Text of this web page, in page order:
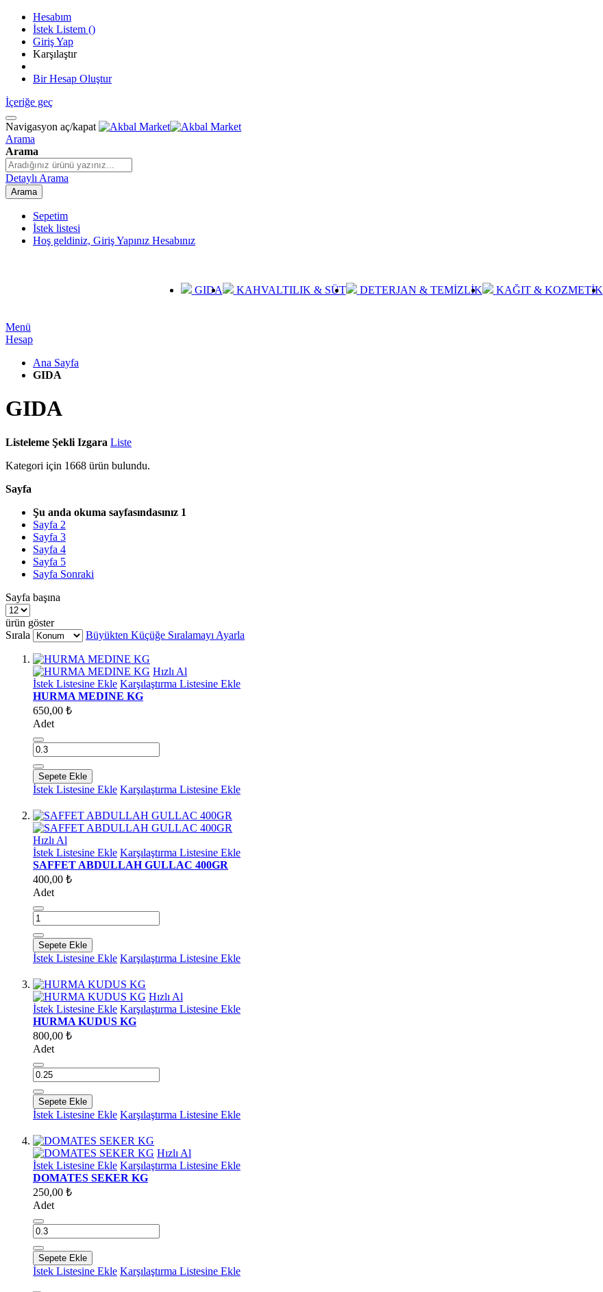
Hesabım
İstek Listem ()
Giriş Yap
Karşılaştır
Bir Hesap Oluştur
İçeriğe geç
Navigasyon aç/kapat
Arama
Arama
Detaylı Arama
Arama
Sepetim
İstek listesi
Hoş geldiniz, Giriş Yapınız Hesabınız
GIDA KAHVALTILIK & SÜT DETERJAN & TEMİZLİK KAĞIT & KOZMETİK
Menü
Hesap
Ana Sayfa
GIDA
GIDA
Listeleme Şekli Izgara Liste
Kategori için 1668 ürün bulundu.
Sayfa
Şu anda okuma sayfasındasınız 1
Sayfa 2
Sayfa 3
Sayfa 4
Sayfa 5
Sayfa Sonraki
Sayfa başına
ürün göster
Sırala
Büyükten Küçüğe Sıralamayı Ayarla
Hızlı Al
İstek Listesine Ekle Karşılaştırma Listesine Ekle
HURMA MEDINE KG
650,00 ₺
Adet
Sepete Ekle
İstek Listesine Ekle Karşılaştırma Listesine Ekle
Hızlı Al
İstek Listesine Ekle Karşılaştırma Listesine Ekle
SAFFET ABDULLAH GULLAC 400GR
400,00 ₺
Adet
Sepete Ekle
İstek Listesine Ekle Karşılaştırma Listesine Ekle
Hızlı Al
İstek Listesine Ekle Karşılaştırma Listesine Ekle
HURMA KUDUS KG
800,00 ₺
Adet
Sepete Ekle
İstek Listesine Ekle Karşılaştırma Listesine Ekle
Hızlı Al
İstek Listesine Ekle Karşılaştırma Listesine Ekle
DOMATES SEKER KG
250,00 ₺
Adet
Sepete Ekle
İstek Listesine Ekle Karşılaştırma Listesine Ekle